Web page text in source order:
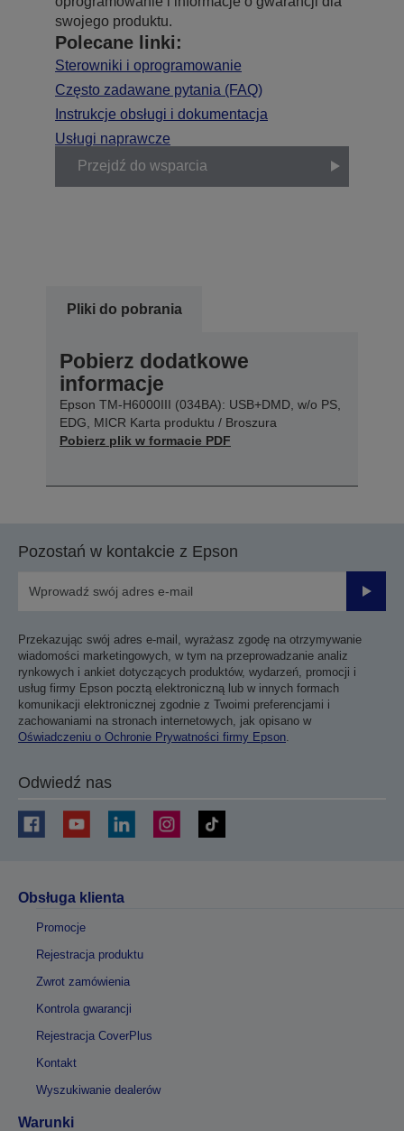
swojego produktu.
Polecane linki:
Sterowniki i oprogramowanie
Często zadawane pytania (FAQ)
Instrukcje obsługi i dokumentacja
Usługi naprawcze
Przejdź do wsparcia
Pliki do pobrania
Pobierz dodatkowe
informacje
Epson TM-H6000III (034BA): USB+DMD, w/o PS,
EDG, MICR Karta produktu / Broszura
Pobierz plik w formacie PDF
Pozostań w kontakcie z Epson
Przekazując swój adres e-mail, wyrażasz zgodę na otrzymywanie
wiadomości marketingowych, w tym na przeprowadzanie analiz
rynkowych i ankiet dotyczących produktów, wydarzeń, promocji i
usług firmy Epson pocztą elektroniczną lub w innych formach
komunikacji elektronicznej zgodnie z Twoimi preferencjami i
zachowaniami na stronach internetowych, jak opisano w
Oświadczeniu o Ochronie Prywatności firmy Epson
Odwiedź nas
Obsługa klienta
Promocje
Rejestracja produktu
Zwrot zamówienia
Kontrola gwarancji
Rejestracja CoverPlus
Kontakt
Wyszukiwanie dealerów
Warunki